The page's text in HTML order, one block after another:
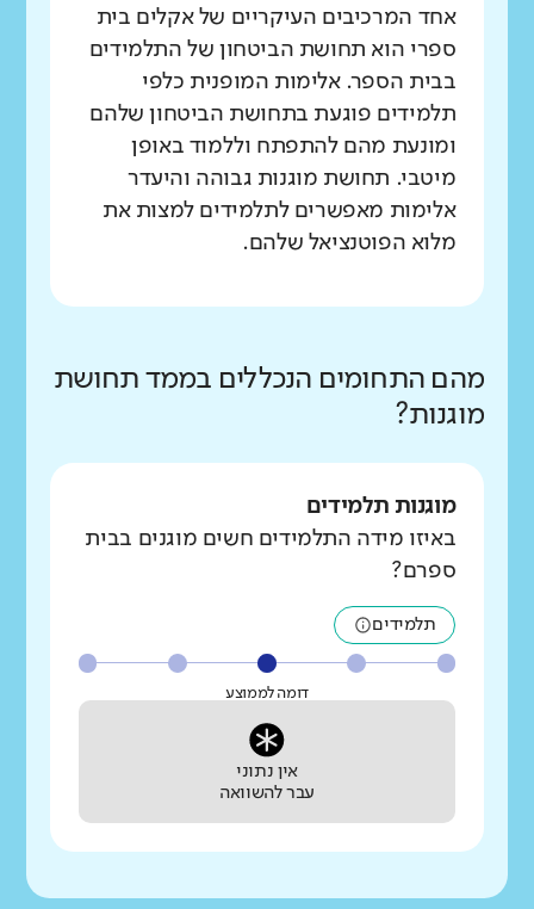
אחד המרכיבים העיקריים של אקלים בית
ספרי הוא תחושת הביטחון של התלמידים
בבית הספר. אלימות המופנית כלפי
תלמידים פוגעת בתחושת הביטחון שלהם
ומונעת מהם להתפתח וללמוד באופן
מיטבי. תחושת מוגנות גבוהה והיעדר
אלימות מאפשרים לתלמידים למצות את
מלוא הפוטנציאל שלהם.
מהם התחומים הנכללים בממד תחושת
מוגנות?
מוגנות תלמידים
באיזו מידה התלמידים חשים מוגנים בבית
ספרם?
תלמידים
דומה לממוצע
אין נתוני
עבר להשוואה